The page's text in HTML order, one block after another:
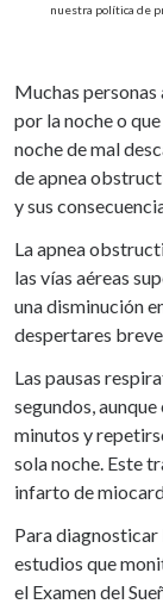
nuestra política de
Muchas
por la noche o
noche de mal
de apnea
y sus
La apnea
las vías aéreas
una disminución
despertares
Las pausas
segundos,
minutos y
sola noche. Este
infarto de
Para
estudios que
el Examen del